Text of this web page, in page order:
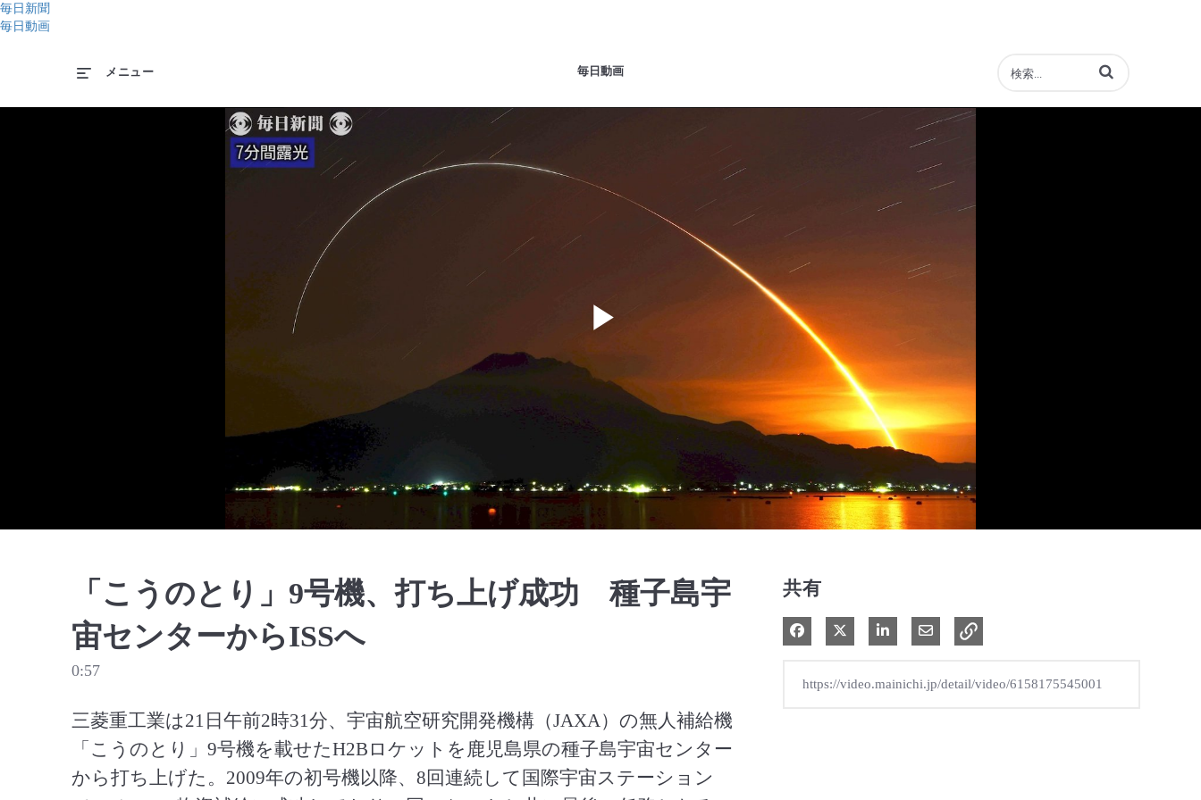
毎日新聞
毎日動画
毎日動画
メニュー 動画の検索語句を入力
Video
「こうのとり」9号機、打ち上げ成功 種子島宇
宙センターからISSへ
0:57
三菱重工業は21日午前2時31分、宇宙航空研究開発機構（JAXA）の無人補給機
「こうのとり」9号機を載せたH2Bロケットを鹿児島県の種子島宇宙センター
から打ち上げた。2009年の初号機以降、8回連続して国際宇宙ステーション
共有
Facebook で共有
Xで共有する
LinkedIn で共有電子メールで共有